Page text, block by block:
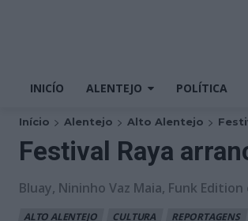
INICÍO ALENTEJO POLÍTICA
Início Alentejo Alto Alentejo
Festival Raya
Bluay, Nininho Vaz Maia, Funk
ALTO ALENTEJO CULTURA REPORTAGENS